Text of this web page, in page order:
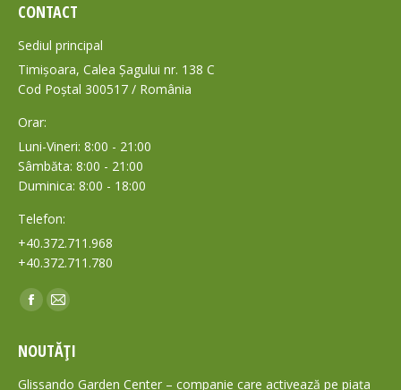
CONTACT
Sediul principal
Timișoara, Calea Șagului nr. 138 C
Cod Poștal 300517 / România
Orar:
Luni-Vineri: 8:00 - 21:00
Sâmbăta: 8:00 - 21:00
Duminica: 8:00 - 18:00
Telefon:
+40.372.711.968
+40.372.711.780
Find us on:
Facebook
opens
in
Mail
opens
in
NOUTĂȚI
Glissando Garden Center – companie care activează pe piața